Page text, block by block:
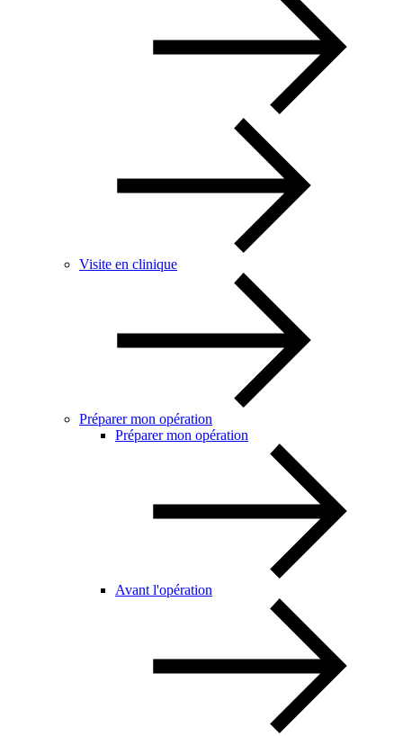
Visite en clinique
Préparer mon opération
Préparer mon opération
Avant l'opération